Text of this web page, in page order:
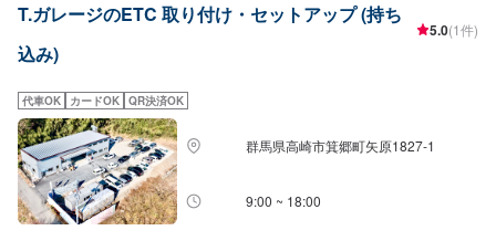
というご要望に対しても、最大限尊重した上で、長年培った技術力を駆使し
て最適な方法のご提案をさせていただきます。スバル車に関しましては他社
様でお断りされる様な内容でも承っています。ぜひ、お問い合わせくださ
【2】お見積り【3】お見積りにご納得いただければ作業開始【4】仕上がり
次第納車----納期について-----納期は通常1~2日程度で納車となります。納期
は前後する場合がございます。予め、ご了承ください。-----パーツ持ち込みに
ついて-----パーツの持ち込み可能です。オファーにて詳細をお願い致しま
す。-----代車について-----無料の代車をご用意しています。お車の作業中は代
車をご利用ください。※代車の燃料代はお客様にご負担いただいておりま
す。-----ご来店時の注意、受付方法-----当工場は竹のくら様を過ぎ左手に
T.ガレージのETC 取り付け・セットアップ (持ち
込み)
5.0(1件)
代車OK カードOK QR決済OK
群馬県高崎市箕郷町矢原1827-1
9:00 ~ 18:00